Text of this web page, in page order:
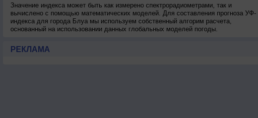
Значение индекса может быть как измерено спектрорадиометрами, так и
вычислено с помощью математических моделей. Для составления прогноза УФ-
индекса для города Блуа мы используем собственный алгорим расчета,
основанный на использовании данных глобальных моделей погоды.
РЕКЛАМА